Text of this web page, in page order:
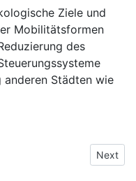
Ziele und
Mobilitätsformen
des
Städten wie
Next
Next